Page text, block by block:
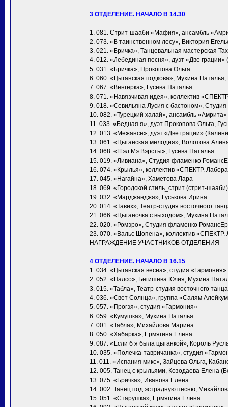
3 ОТДЕЛЕНИЕ. НАЧАЛО В 14.30
1. 081. Стрит-шааби «Мафия», ансамбль
2. 073. «В таинственном лесу», Виктория
3. 021. «Бричка», Танцевальная мастерская
4. 012. «Лебединая песня», дуэт «Две
5. 031. «Бричка», Прокопова Ольга
6. 060. «Цыганская подкова», Мухина
7. 067. «Венгерка», Гусева Наталья
8. 071. «Навязчивая идея», коллектив
9. 018. «Севильяна Лусия с бастоном»,
10. 082. «Турецкий халай», ансамбль «Амрита»
11. 033. «Бедная я», дуэт Прокопова Ольга,
12. 013. «Межансе», дуэт «Две грации»
13. 061. «Цыганская мелодия», Волотова
14. 068. «Шэл Мэ Вэрсты», Гусева Наталья
15. 019. «Ливиана», Студия фламенко
16. 074. «Крылья», коллектив «СПЕКТР.
17. 045. «Нагайна», Хаметова Лара
18. 069. «Городской стиль_стрит (стрит-
19. 032. «Марджанджя», Гуськова Ирина
20. 014. «Тавих», Театр-студия восточного
21. 066. «Цыганочка с выходом», Мухина
22. 020. «Ромэро», Студия фламенко
23. 070. «Вальс Шопена», коллектив «СПЕКТР.
НАГРАЖДЕНИЕ УЧАСТНИКОВ ОТДЕЛЕНИЯ
4 ОТДЕЛЕНИЕ. НАЧАЛО В 16.15
1. 034. «Цыганская весна», студия «Гармония»
2. 052. «Палсо», Бегишева Юлия, Мухина
3. 015. «Табла», Театр-студия восточного
4. 036. «Свет Солнца», группа «Салям
5. 057. «Прогэя», студия «Гармония»
6. 059. «Кумушка», Мухина Наталья
7. 001. «Taбла», Михайлова Марина
8. 050. «Хабарка», Ермягина Елена
9. 087. «Если б я была цыганкой», Король
10. 035. «Полечка-тавричанка», студия
11. 011. «Испания микс», Зайцева Ольга,
12. 005. Танец с крыльями, Козодаева Елена
13. 075. «Бричка», Иванова Елена
14. 002. Танец под эстрадную песню,
15. 051. «Старушка», Ермягина Елена